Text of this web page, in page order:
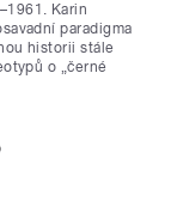
Karin
paradigma
historii stále
o „černé